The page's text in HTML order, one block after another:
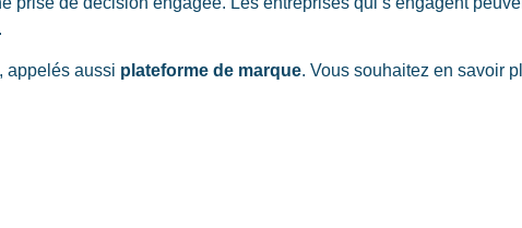
appelés aussi plateforme de marque. Vous souhaitez en savoir